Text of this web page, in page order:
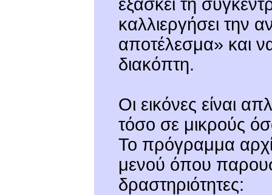
εξασκεί τη
καλλιεργήσει την
αποτέλεσμα» και
διακόπτη.
Οι εικόνες είναι
τόσο σε μικρούς
Το πρόγραμμα
μενού όπου
δραστηριότητες: